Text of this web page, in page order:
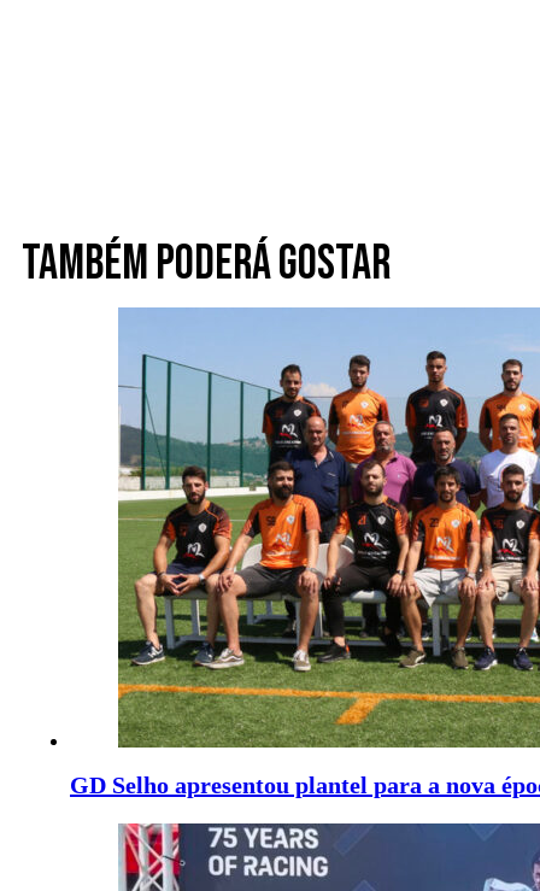
Também poderá gostar
GD Selho apresentou plantel para a nova